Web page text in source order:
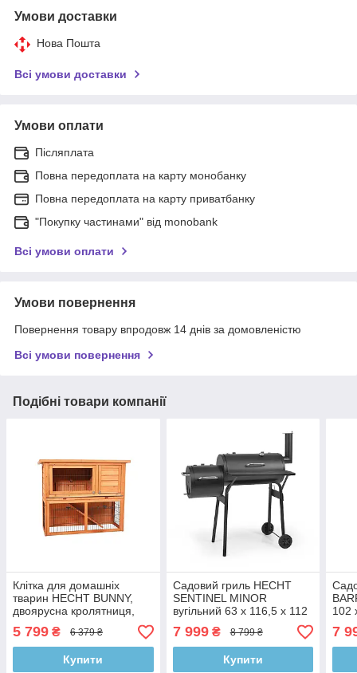
Умови доставки
Нова Пошта
Всі умови доставки
Умови оплати
Післяплата
Повна передоплата на карту монобанку
Повна передоплата на карту приватбанку
"Покупку частинами" від monobank
Всі умови оплати
Умови повернення
Повернення товару впродовж 14 днів за домовленістю
Всі умови повернення
Подібні товари компанії
Клітка для домашніх
тварин HECHT BUNNY,
двоярусна кролятниця,
111,5 x 45 x 92 см
5 799 ₴ 6 379 ₴
Купити
Садовий гриль HECHT
SENTINEL MINOR
вугільний 63 x 116,5 x 112
см
7 999₴ 8 799 ₴
Купити
102
7